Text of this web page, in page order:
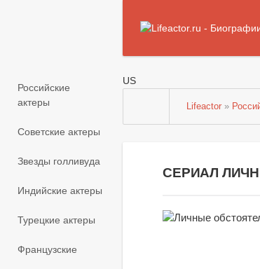
Российские
актеры
Советские актеры
Звезды голливуда
Индийские актеры
Турецкие актеры
Французские
US
Lifeactor »
СЕРИАЛ